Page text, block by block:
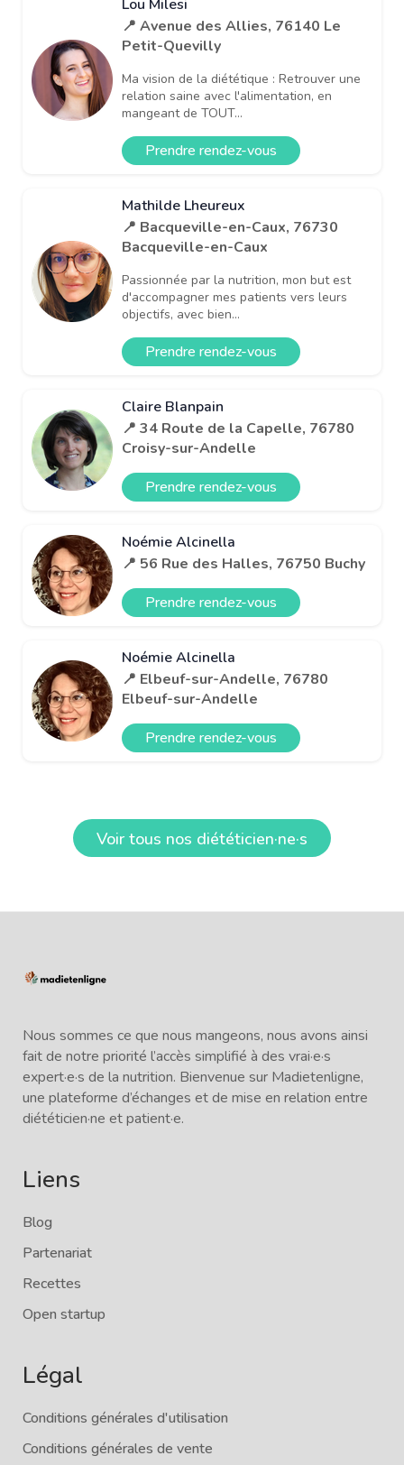
Lou Milesi
📍 Avenue des Allies, 76140 Le
Petit-Quevilly
Ma vision de la diététique : Retrouver une
relation saine avec l'alimentation, en
mangeant de TOUT...
Prendre rendez-vous
Mathilde Lheureux
📍 Bacqueville-en-Caux, 76730
Bacqueville-en-Caux
Passionnée par la nutrition, mon but est
d'accompagner mes patients vers leurs
objectifs, avec bien...
Prendre rendez-vous
Claire Blanpain
📍 34 Route de la Capelle, 76780
Croisy-sur-Andelle
Prendre rendez-vous
Noémie Alcinella
📍 56 Rue des Halles, 76750 Buchy
Prendre rendez-vous
Noémie Alcinella
📍 Elbeuf-sur-Andelle, 76780
Elbeuf-sur-Andelle
Prendre rendez-vous
Voir tous nos diététicien·ne·s
Nous sommes ce que nous mangeons, nous avons ainsi
fait de notre priorité l’accès simplifié à des vrai·e·s
expert·e·s de la nutrition. Bienvenue sur Madietenligne,
une plateforme d’échanges et de mise en relation entre
diététicien·ne et patient·e.
Liens
Blog
Partenariat
Recettes
Open startup
Légal
Conditions générales d'utilisation
Conditions générales de vente